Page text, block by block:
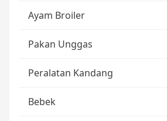
Ayam Broiler
Pakan Unggas
Peralatan Kandang
Bebek